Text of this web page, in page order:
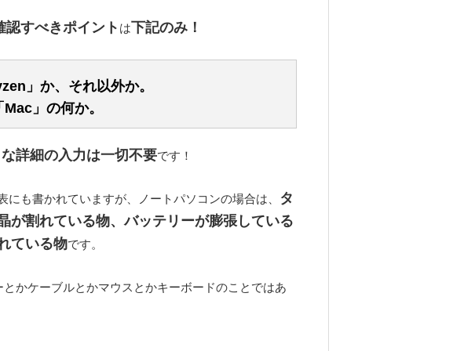
認すべきポイント は下記のみ！
」か、それ以外か。
」の何か。
詳細の入力は一切不要です！
にも書かれていますが、ノートパソコンの場合は、
タ
が割れている物、バッテリーが膨張している
ている物です。
かケーブルとかマウスとかキーボードのことではあ